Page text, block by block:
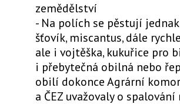
zemědělství
- Na polích se pěstují
šťovík, miscantus, dále
ale i vojtěška, kukuřice pro
i přebytečná obilná nebo
obilí dokonce Agrární
a ČEZ uvažovaly o